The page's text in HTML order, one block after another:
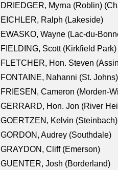
DRIEDGER, Myrna (Roblin)
EICHLER, Ralph (Lakeside)
EWASKO, Wayne (Lac-du-
FIELDING, Scott (Kirkfield Park)
FLETCHER, Hon. Steven
FONTAINE, Nahanni (St. Johns)
FRIESEN, Cameron (Morden-
GERRARD, Hon. Jon (River
GOERTZEN, Kelvin (Steinbach)
GORDON, Audrey (Southdale)
GRAYDON, Cliff (Emerson)
GUENTER, Josh (Borderland)